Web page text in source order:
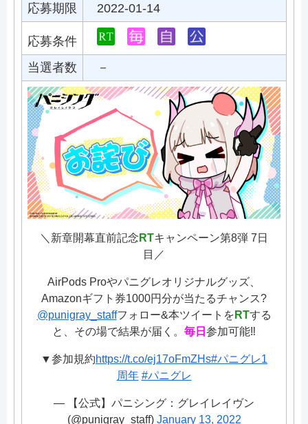
応募期限 2022-01-14
応募条件
当選者数
－
＼新章開幕直前記念 RTキャンペーン第8弾 7日
目／
AirPods Proやパニグレオリジナルグッズ、
Amazonギフト券1000円分が当たるチャンス?
@punigray_staffフォロー&本ツイートを RTする
と、その場で結果が届く。 毎日 参加可能‼️
▼参加規約https://t.co/ej17oFmZHs#パニグレ1
周年 #パニグレ
— 【公式】パニシング：グレイレイヴン
(@punigray_staff) January 13, 2022